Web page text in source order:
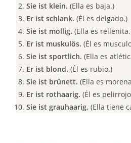
Sie ist klein. (Ella es baja.)
Er ist schlank. (Él es delgado.)
Sie ist mollig. (Ella es
Er ist muskulös. (Él es
Sie ist sportlich. (Ella es
Er ist blond. (Él es rubio.)
Sie ist brünett. (Ella es
Er ist rothaarig. (Él es
Sie ist grauhaarig. (Ella tiene